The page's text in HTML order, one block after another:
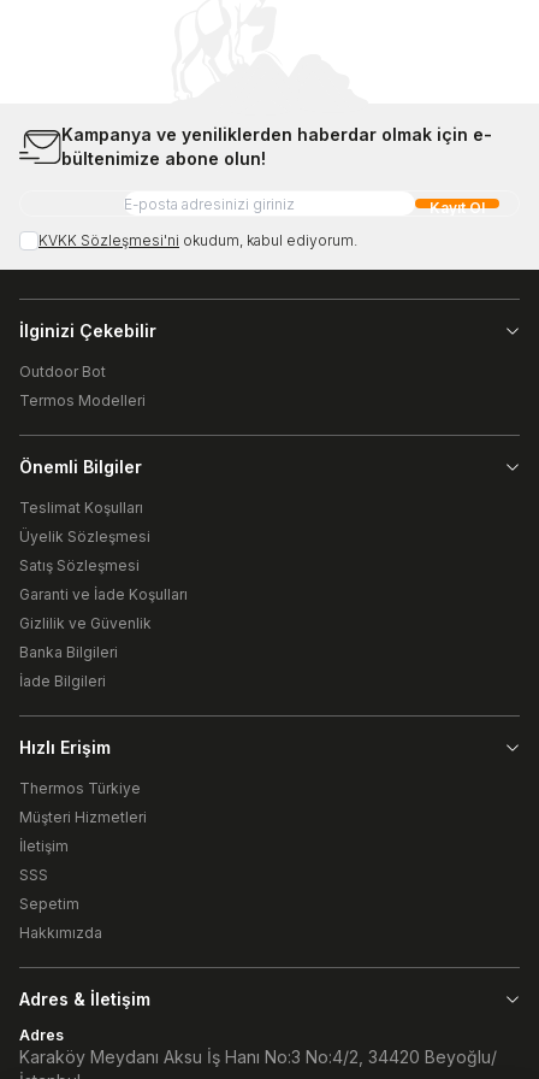
Kampanya ve yeniliklerden haberdar olmak için e-
bültenimize abone olun!
Kayıt Ol
KVKK Sözleşmesi'ni okudum, kabul ediyorum.
İlginizi Çekebilir
Outdoor Bot
Termos Modelleri
Önemli Bilgiler
Teslimat Koşulları
Üyelik Sözleşmesi
Satış Sözleşmesi
Garanti ve İade Koşulları
Gizlilik ve Güvenlik
Banka Bilgileri
İade Bilgileri
Hızlı Erişim
Thermos Türkiye
Müşteri Hizmetleri
İletişim
SSS
Sepetim
Hakkımızda
Adres & İletişim
Adres
Karaköy Meydanı Aksu İş Hanı No:3 No:4/2, 34420 Beyoğlu/